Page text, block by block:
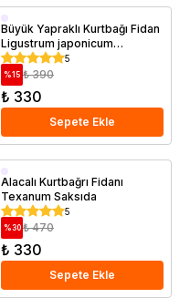
Saksıda
Büyük Yapraklı Kurtbağı Fidan
Ligustrum japonicum
Texanum 30 50 cm Saksıda
5
%15 ₺ 390
₺ 330
Sepete Ekle
Saksıda
Alacalı Kurtbağrı Fidanı
Texanum Saksıda
5
%30 ₺ 470
₺ 330
Sepete Ekle